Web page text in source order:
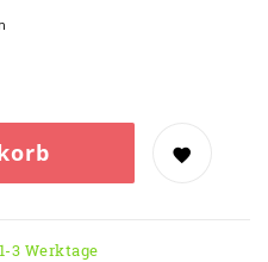
3 Werktage